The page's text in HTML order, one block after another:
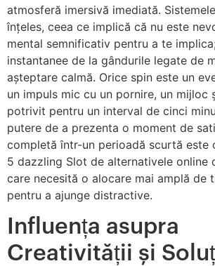
atmosferă imersivă imediată.
înțeles, ceea ce implică că nu este
mental semnificativ pentru a te
instantanee de la gândurile legate de
așteptare calmă. Orice spin este un
un impuls mic cu un pornire, un mijloc
potrivit pentru un interval de cinci
putere de a prezenta o moment de
completă într-un perioadă scurtă este
5 dazzling Slot de alternativele online
care necesită o alocare mai amplă de
pentru a ajunge distractive.
Influența asupra
Creativității și